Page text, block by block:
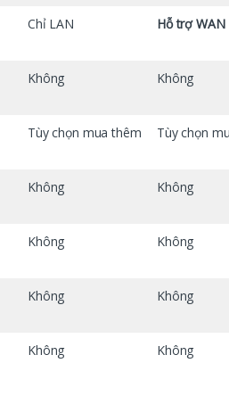
Chỉ LAN Hỗ trợ WAN
Không Không
Tùy chọn mua thêm Tùy chọn
Không Không
Không Không
Không Không
Không Không